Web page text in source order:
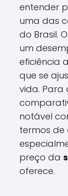
entender
uma das
do Brasil.
um
eficiência
que se
vida. Para
notável
termos de
preço da
oferece.